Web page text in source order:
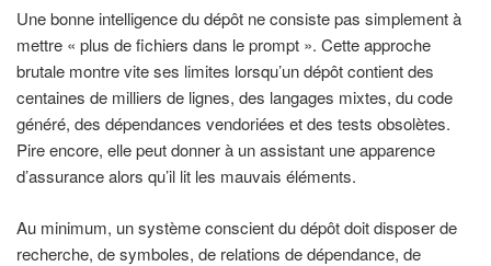
Une bonne intelligence du dépôt ne consiste pas simplement à
mettre « plus de fichiers dans le prompt ». Cette approche
brutale montre vite ses limites lorsqu’un dépôt contient des
centaines de milliers de lignes, des langages mixtes, du code
généré, des dépendances vendoriées et des tests obsolètes.
Pire encore, elle peut donner à un assistant une apparence
d’assurance alors qu’il lit les mauvais éléments.
Au minimum, un système conscient du dépôt doit disposer de
recherche, de symboles, de relations de dépendance, de